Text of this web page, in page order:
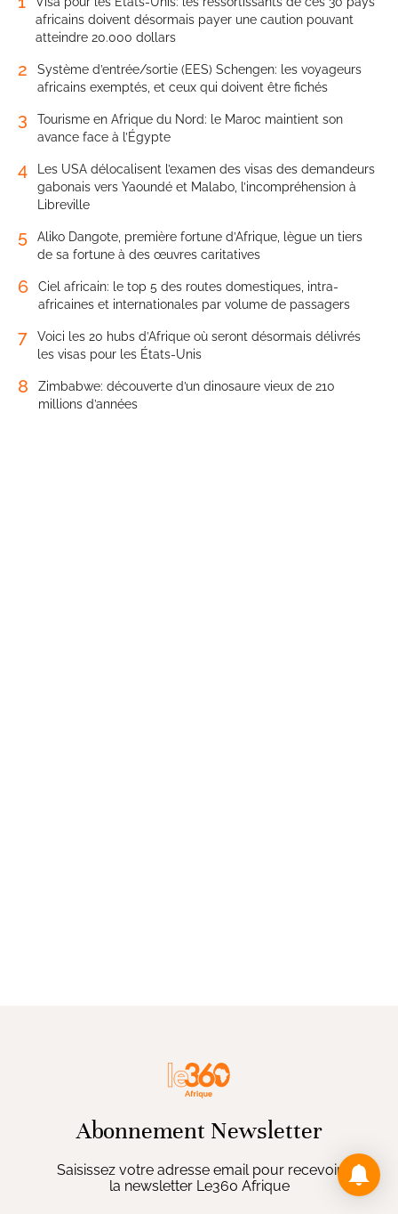
africains doivent désormais payer une caution pouvant
atteindre 20.000 dollars
2
Système d’entrée/sortie (EES) Schengen: les voyageurs
africains exemptés, et ceux qui doivent être fichés
3
Tourisme en Afrique du Nord: le Maroc maintient son
avance face à l’Égypte
4
Les USA délocalisent l’examen des visas des demandeurs
gabonais vers Yaoundé et Malabo, l’incompréhension à
Libreville
5
Aliko Dangote, première fortune d’Afrique, lègue un tiers
de sa fortune à des œuvres caritatives
6
Ciel africain: le top 5 des routes domestiques, intra-
africaines et internationales par volume de passagers
7
Voici les 20 hubs d’Afrique où seront désormais délivrés
les visas pour les États-Unis
8
Zimbabwe: découverte d’un dinosaure vieux de 210
millions d’années
Abonnement Newsletter
Saisissez votre adresse email pour recevoir
la newsletter Le360 Afrique